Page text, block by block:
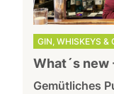
GIN, WHISKEYS &
What´s new
Gemütliches